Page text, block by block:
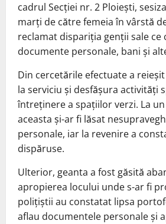
cadrul Secției nr. 2 Ploiești,
marți de către femeia în vârstă
reclamat dispariția genții sale ce
documente personale, bani și
Din cercetările efectuate a
la serviciu și desfășura activități
întreținere a spațiilor verzi. La
aceasta și-ar fi lăsat
personale, iar la revenire a
dispăruse.
Ulterior, geanta a fost găsită
apropierea locului unde s-ar fi
polițiștii au constatat lipsa
aflau documentele personale și